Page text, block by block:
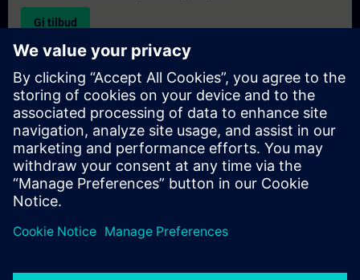
Gi tilbud
Forespørsel om eksklusiv opplæring
Fyll ut skjemaet nedenfor hvis du ønsker et tilbud på et
eksklusivt kurs, enten på stedet, virtuelt eller på vårt SITRAIN-
kurssenter. Denne typen forespørsel passer for større grupper (6
personer eller flere). Etter at du har oppgitt kontaktinformasjon
og kursbehov, vil du motta et tilbud fra oss.
Be om eksklusivt tilbud